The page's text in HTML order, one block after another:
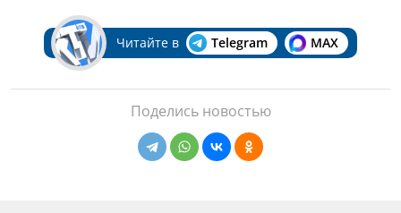
Читайте в Telegram MAX
Поделись новостью